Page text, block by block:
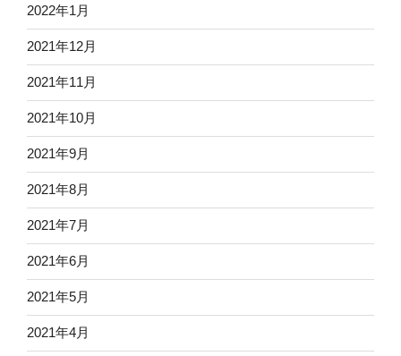
2022年1月
2021年12月
2021年11月
2021年10月
2021年9月
2021年8月
2021年7月
2021年6月
2021年5月
2021年4月